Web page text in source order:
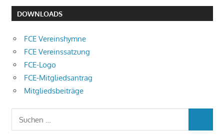
DOWNLOADS
FCE Vereinshymne
FCE Vereinssatzung
FCE-Logo
FCE-Mitgliedsantrag
Mitgliedsbeiträge